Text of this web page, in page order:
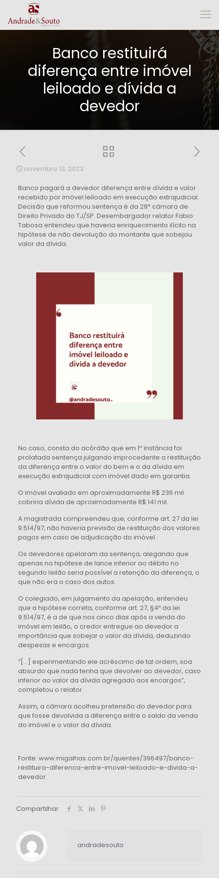
Banco restituirá
diferença entre imóvel
leiloado e dívida a
devedor
novembro 13, 2023
Banco pagará a devedor diferença entre dívida e valor
recebido por imóvel leiloado em execução extrajudicial.
Decisão que reformou sentença é da 29ª câmara de
Direito Privado do TJ/SP. Desembargador relator Fabio
Tabosa entendeu que haveria enriquecimento ilícito na
hipótese de não devolução do montante que sobejou
valor da dívida.
No caso, consta do acórdão que em 1ª instância foi
prolatada sentença julgando improcedente a restituição
da diferença entre o valor do bem e o da dívida em
execução extrajudicial com imóvel dado em garantia.
O imóvel avaliado em aproximadamente R$ 236 mil
cobriria dívida de aproximadamente R$ 141 mil.
A magistrada compreendeu que, conforme art. 27 da lei
9.514/97, não haveria previsão de restituição dos valores
pagos em caso de adjudicação do imóvel.
Os devedores apelaram da sentença, alegando que
apenas na hipótese de lance inferior ao débito no
segundo leilão seria possível a retenção da diferença, o
que não era o caso dos autos.
O colegiado, em julgamento da apelação, entendeu
que a hipótese correta, conforme art. 27, §4º da lei
9.514/97, é a de que nos cinco dias após a venda do
imóvel em leilão, o credor entregue ao devedor a
importância que sobejar o valor da dívida, deduzindo
despesas e encargos.
“[…] experimentando ele acréscimo de tal ordem, soa
absurdo que nada tenha que devolver ao devedor, caso
inferior ao valor da dívida agregado aos encargos”,
completou o relator.
Assim, a câmara acolheu pretensão do devedor para
que fosse devolvida a diferença entre o saldo da venda
do imóvel e o valor da dívida.
Fonte: www.migalhas.com.br/quentes/396497/banco-
restituira-diferenca-entre-imovel-leiloado-e-divida-a-
devedor
Compartilhar
andradesouto